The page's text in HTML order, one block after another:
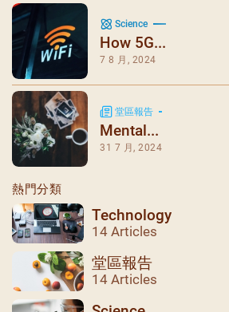
Science
How 5G...
7 8 月, 2024
堂區報告
Mental...
31 7 月, 2024
熱門分類
Technology
14 Articles
堂區報告
14 Articles